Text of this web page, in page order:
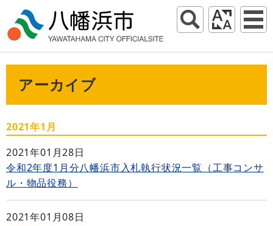
アーカイブ
2021年1月
2021年01月28日
令和2年度1月分八幡浜市入札執行状況一覧（工事コンサ
ル・物品役務）
2021年01月08日